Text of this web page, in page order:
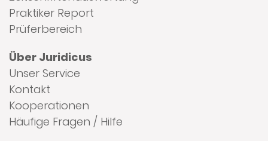
Praktiker Report
Prüferbereich
Über Juridicus
Unser Service
Kontakt
Kooperationen
Häufige Fragen / Hilfe